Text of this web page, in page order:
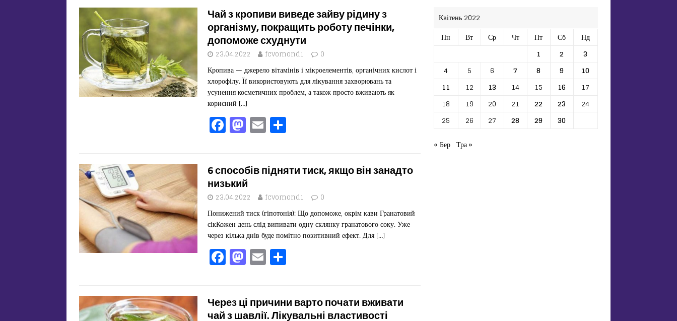
e
b
o
o
k
o
d
o
n
l ит
ис
я
Чай з кропиви виведе зайву рідину з
організму, покращить роботу печінки,
допоможе схуднути
23.04.2022 fcvomond1 0
Кропива — джерело вітамінів і мікроелементів, органічних кислот і
хлорофілу. Її використовують для лікування захворювань та
усунення косметичних проблем, а також просто вживають як
корисний […]
F
a
e
b
o
o
k
M
a
o
d
o
n
E
m
l ит
ис
я
6 способів підняти тиск, якщо він занадто
низький
23.04.2022 fcvomond1 0
Понижений тиск (гіпотонія): Що допоможе, окрім кави Гранатовий
сікКожен день слід випивати одну склянку гранатового соку. Уже
через кілька днів буде помітно позитивний ефект. Для […]
F
a
e
M
a
o
E
m
l ит
Через ці причини варто почати вживати
чай з шавлії. Лікувальні властивості
Квітень 2022
Пн
Вт Ср Чт Пт Сб
Нд
1
2
3
4
5 6 7 8 9
10
11
12 13 14 15 16
17
18
19 20 21 22 23
24
25
26 27 28 29
30
« Бер Тра »